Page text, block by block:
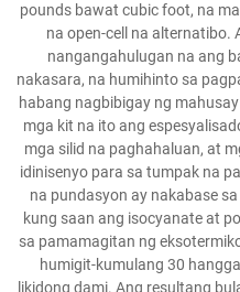
pounds bawat cubic foot, na
na open-cell na alternatibo.
nangangahulugan na ang
nakasara, na humihinto sa
habang nagbibigay ng
mga kit na ito ang
mga silid na paghahaluan, at
idinisenyo para sa tumpak na
na pundasyon ay nakabase
kung saan ang isocyanate at
sa pamamagitan ng
humigit-kumulang 30
likidong dami. Ang resultang